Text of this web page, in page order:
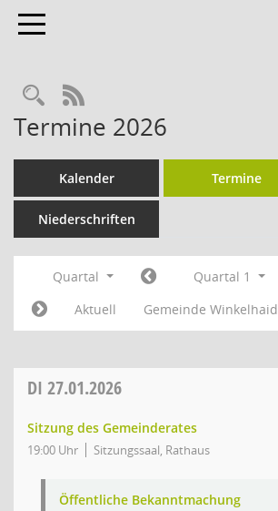
Toggle navigation
Rechercheauswahl
RSS-Feed
Termine 2026
Kalender Termine
Niederschriften
Quartal Quartal 1
Aktuell
Gemeinde Winkelhaid
DI 27.01.2026
Sitzung des Gemeinderates
19:00 Uhr Sitzungssaal, Rathaus
Öffentliche Bekanntmachung